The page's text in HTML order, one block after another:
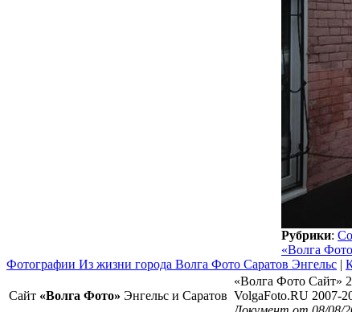
Рубрики:
«Волга
Фотографии Из жизни города Волга Фото Саратов Энгельс |
Сайт «Волга Фото» Энгельс и Саратов
«Волга Фото Сайт»
VolgaFoto.RU 2007-